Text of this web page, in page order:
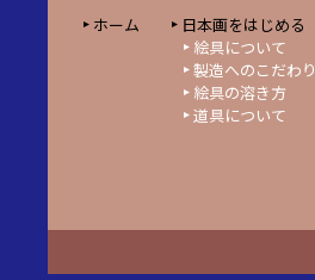
ホーム
日本画をはじめる
絵具について
製造へのこだわり
絵具の溶き方
道具について